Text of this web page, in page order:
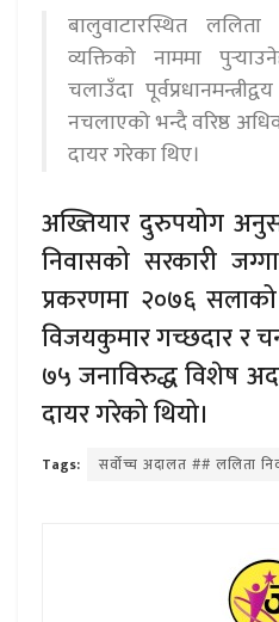
बालुवाटारस्थित
व्यक्तिको नाममा
चलाउँदा
नचलाएको भन्दै वरिष्ठ
दायर गरेका थिए।
अख्तियार दुरुपयोग
निवासको सरकारी
प्रकरणमा २०७६
विजयकुमार गच्छदार र
७५ जनाविरुद्ध विशेष
दायर गरेको थियो।
Tags: सर्वोच्च अदालत ## ललिता